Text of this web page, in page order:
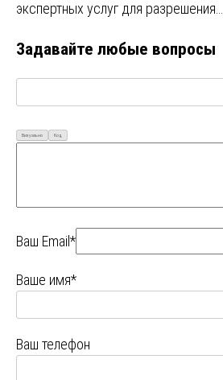
экспертных услуг для разрешения…
Задавайте любые вопросы
Визуально Код
Ваш Email*
Ваше имя*
Ваш телефон